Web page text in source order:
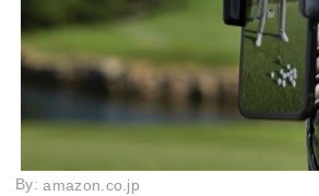
By:amazon.co.jp